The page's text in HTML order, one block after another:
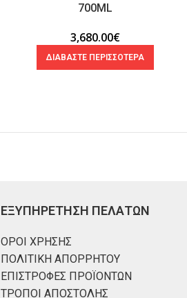
700ML
3,680.00€
ΔΙΑΒΑΣΤΕ ΠΕΡΙΣΣΟΤΕΡΑ
ΕΞΥΠΗΡΕΤΗΣΗ ΠΕΛΑΤΩΝ
ΟΡΟΙ ΧΡΗΣΗΣ
ΠΟΛΙΤΙΚΗ ΑΠΟΡΡΗΤΟΥ
ΕΠΙΣΤΡΟΦΕΣ ΠΡΟΪΟΝΤΩΝ
ΤΡΟΠΟΙ ΑΠΟΣΤΟΛΗΣ